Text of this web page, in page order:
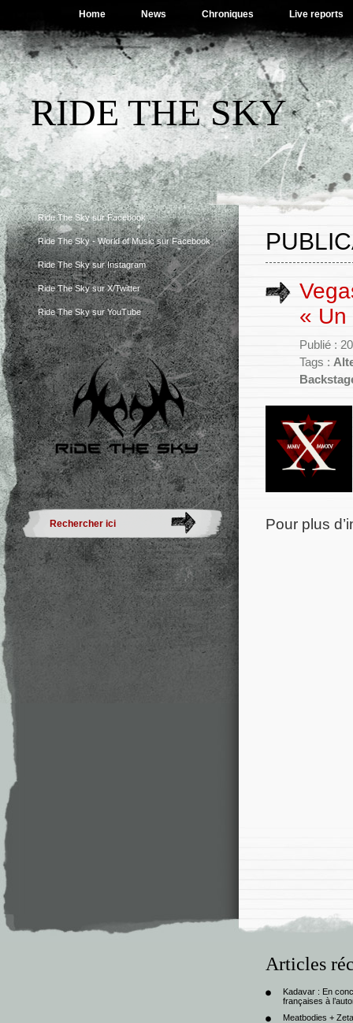
Home News Chroniques Live reports
RIDE THE SKY
Ride The Sky sur Facebook
Ride The Sky - World of Music sur Facebook
Ride The Sky sur Instagram
Ride The Sky sur X/Twitter
Ride The Sky sur YouTube
« Un
Publié :
Tags :
Pour plus
Articles
Kadavar : En
françaises à
Meatbodies +